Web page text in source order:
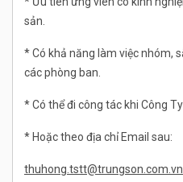
sản.
* Có khả năng làm việc nhóm,
các phòng ban.
* Có thể đi công tác khi Công
* Hoặc theo địa chỉ Email sau:
thuhong.tstt@trungson.com.vn